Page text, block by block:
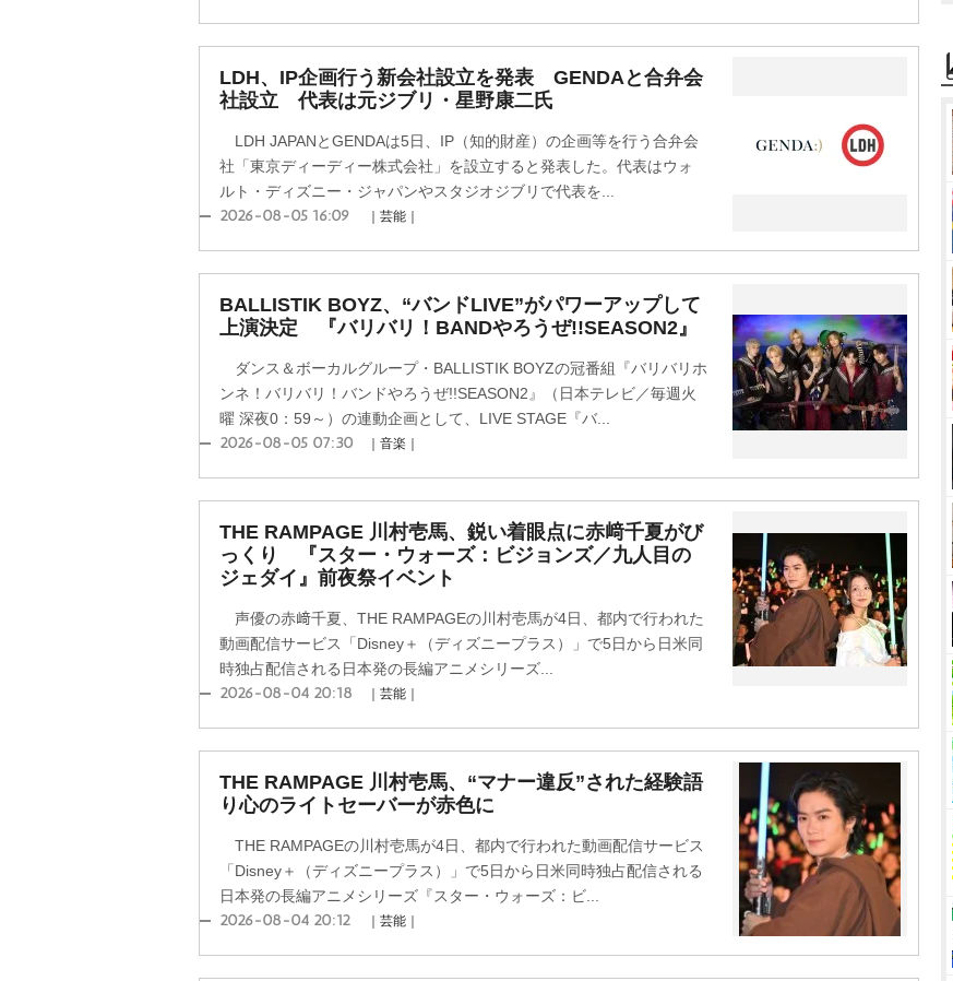
LDH、IP企画行う新会社設立を発表 GENDAと合弁会
社設立 代表は元ジブリ・星野康二氏
LDH JAPANとGENDAは5日、IP（知的財産）の企画等を行う合弁会
社「東京ディーディー株式会社」を設立すると発表した。代表はウォ
ルト・ディズニー・ジャパンやスタジオジブリで代表を...
2026-08-05 16:09 ｜芸能｜
BALLISTIK BOYZ、“バンドLIVE”がパワーアップして
上演決定 『バリバリ！BANDやろうぜ!!SEASON2』
ダンス＆ボーカルグループ・BALLISTIK BOYZの冠番組『バリバリホ
ンネ！バリバリ！バンドやろうぜ!!SEASON2』（日本テレビ／毎週火
曜 深夜0：59～）の連動企画として、LIVE STAGE『バ...
2026-08-05 07:30 ｜音楽｜
THE RAMPAGE 川村壱馬、鋭い着眼点に赤﨑千夏がび
っくり 『スター・ウォーズ：ビジョンズ／九人目の
ジェダイ』前夜祭イベント
声優の赤﨑千夏、THE RAMPAGEの川村壱馬が4日、都内で行われた
動画配信サービス「Disney＋（ディズニープラス）」で5日から日米同
時独占配信される日本発の長編アニメシリーズ...
2026-08-04 20:18 ｜芸能｜
THE RAMPAGE 川村壱馬、“マナー違反”された経験語
り心のライトセーバーが赤色に
THE RAMPAGEの川村壱馬が4日、都内で行われた動画配信サービス
「Disney＋（ディズニープラス）」で5日から日米同時独占配信される
日本発の長編アニメシリーズ『スター・ウォーズ：ビ...
2026-08-04 20:12 ｜芸能｜